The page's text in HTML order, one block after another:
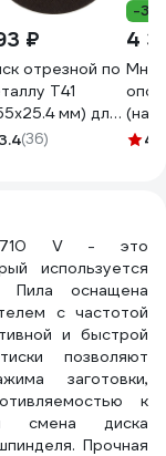
₽
отрезной по
T41
мм) для
пил
(36)
-
4
4.7
V - это
используется
Пила оснащена
с частотой
и быстрой
позволяют
заготовки,
к
смена диска
Прочная